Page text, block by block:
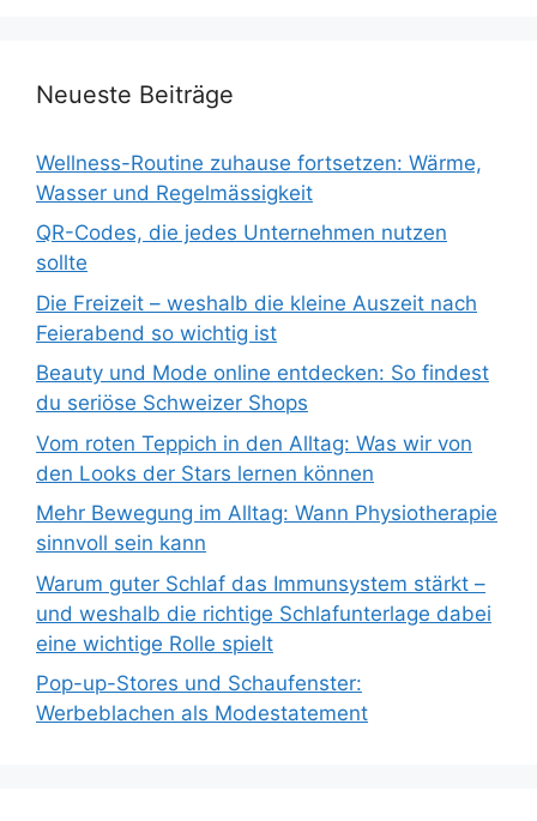
Neueste Beiträge
Wellness-Routine zuhause fortsetzen: Wärme,
Wasser und Regelmässigkeit
QR-Codes, die jedes Unternehmen nutzen
sollte
Die Freizeit – weshalb die kleine Auszeit nach
Feierabend so wichtig ist
Beauty und Mode online entdecken: So findest
du seriöse Schweizer Shops
Vom roten Teppich in den Alltag: Was wir von
den Looks der Stars lernen können
Mehr Bewegung im Alltag: Wann Physiotherapie
sinnvoll sein kann
Warum guter Schlaf das Immunsystem stärkt –
und weshalb die richtige Schlafunterlage dabei
eine wichtige Rolle spielt
Pop-up-Stores und Schaufenster:
Werbeblachen als Modestatement